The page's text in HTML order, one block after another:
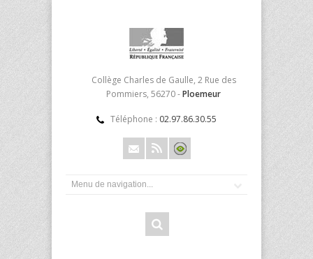
Collège Charles de Gaulle, 2 Rue des
Pommiers, 56270 -Ploemeur
Téléphone : 02.97.86.30.55